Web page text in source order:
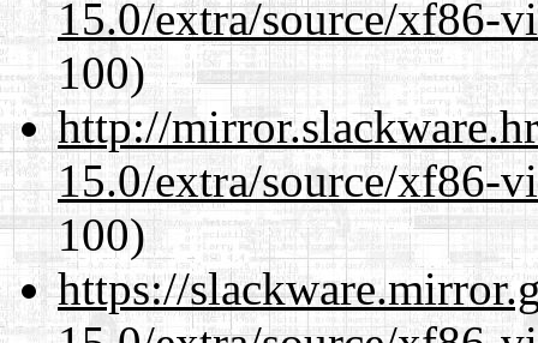
15.0/extra/source/xf86-
100)
http://
15.0/extra/source/xf86-
100)
https://